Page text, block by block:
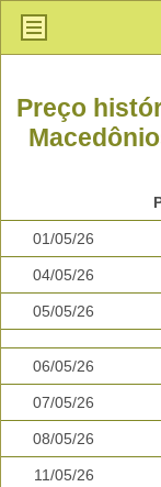
Preço
01/05/26
04/05/26
05/05/26
06/05/26
07/05/26
08/05/26
11/05/26